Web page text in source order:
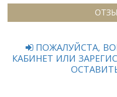
ПОЖАЛУЙСТА,
КАБИНЕТ ИЛИ